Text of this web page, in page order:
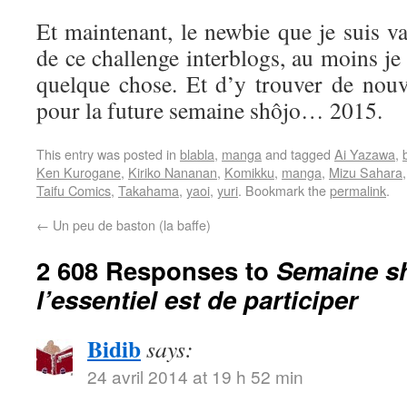
Et maintenant, le newbie que je suis
de ce challenge interblogs, au moins
quelque chose. Et d’y trouver de
pour la future semaine shôjo… 2015.
This entry was posted in blabla, mangaand tagged Ai Yazawa,
Ken Kurogane, Kiriko Nananan, Komikku, manga, Mizu Sahara
Taifu Comics, Takahama, yaoi, yuri. Bookmark thepermalink.
← Un peu de baston (la baffe)
2 608 Responses to Semaine
l’essentiel est de participer
Bidibsays:
24 avril 2014 at 19 h 52 min